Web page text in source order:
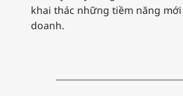
khai thác những tiềm năng
doanh.